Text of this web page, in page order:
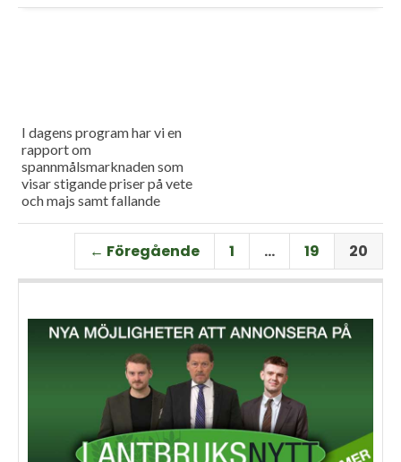
I dagens program har vi en
rapport om
spannmålsmarknaden som
visar stigande priser på vete
och majs samt fallande
premiär för vårt
måndagsprogram med en
längre intervju med Erik
Stjerndahl vd för HIR Skåne,
fältdagar.
← Föregående 1 … 19 20